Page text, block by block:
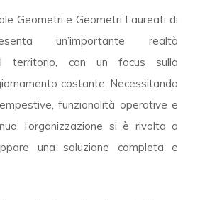
Geometri e Geometri Laureati di
un’importante realtà
territorio, con un focus sulla
costante. Necessitando
funzionalità operative e
l’organizzazione si è rivolta a
una soluzione completa e